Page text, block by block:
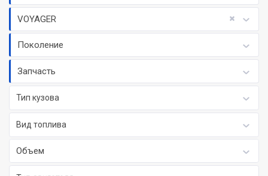
VOYAGER
Поколение
Запчасть
Тип кузова
Вид топлива
Объем